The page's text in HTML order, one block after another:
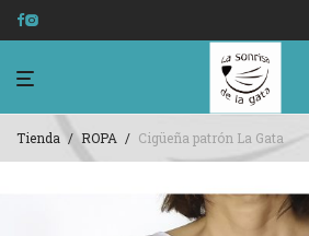
Tienda / ROPA / Cigüeña patrón La Gata